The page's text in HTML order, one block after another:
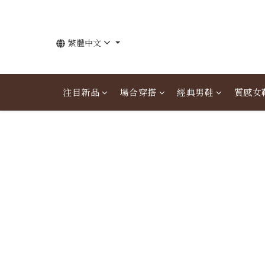
注目新品 場合穿搭 經典男鞋 質感女
繁體中文